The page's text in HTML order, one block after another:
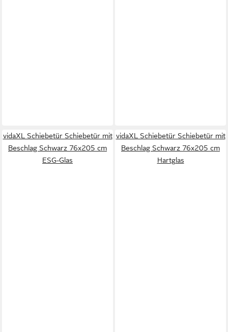
vidaXL Schiebetür Schiebetür mit
Beschlag Schwarz 76x205 cm
ESG-Glas
vidaXL Schiebetür Schiebetür mit
Beschlag Schwarz 76x205 cm
Hartglas